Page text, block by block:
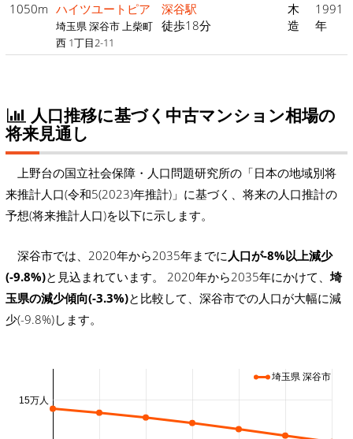
1050m ハイツユートピア
埼玉県 深谷市 上柴町
西 1丁目2-11
深谷駅
徒歩18分
木
造
1991
年
人口推移に基づく中古マンション相場の
将来見通し
上野台の国立社会保障・人口問題研究所の「日本の地域別将
来推計人口(令和5(2023)年推計)」に基づく、将来の人口推計の
予想(将来推計人口)を以下に示します。
深谷市では、2020年から2035年までに 人口が-8%以上減少
(-9.8%)と見込まれています。 2020年から2035年にかけて、埼
玉県の減少傾向(-3.3%)と比較して、深谷市での人口が大幅に減
少(-9.8%)します。
15万人
埼玉県 深谷市